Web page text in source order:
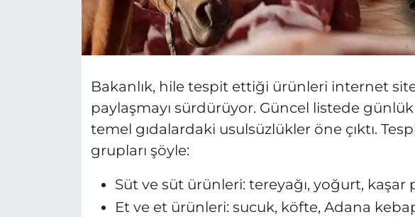
Bakanlık, hile tespit ettiği ürünleri internet
paylaşmayı sürdürüyor. Güncel listede
temel gıdalardaki usulsüzlükler öne çıktı.
grupları şöyle:
Süt ve süt ürünleri: tereyağı, yoğurt, kaşar
Et ve et ürünleri: sucuk, köfte, Adana